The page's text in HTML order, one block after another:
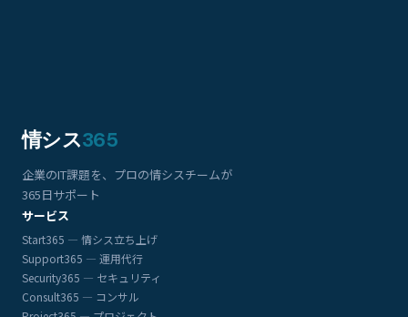
情シス365
企業のIT課題を、プロの情シスチームが
365日サポート
サービス
Start365 — 情シス立ち上げ
Support365 — 運用代行
Security365 — セキュリティ
Consult365 — コンサル